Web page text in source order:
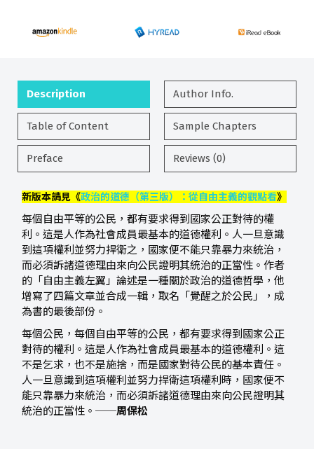
Description Author Info.
Table of Content Sample Chapters
Preface Reviews (0)
新版本請見《政治的道德（第三版）：從自由主義的觀點看》
每個自由平等的公民，都有要求得到國家公正對待的權
利。這是人作為社會成員最基本的道德權利。人一旦意識
到這項權利並努力捍衛之，國家便不能只靠暴力來統治，
而必須訴諸道德理由來向公民證明其統治的正當性。作者
的「自由主義左翼」論述是一種關於政治的道德哲學，他
增寫了四篇文章並合成一輯，取名「覺醒之於公民」，成
為書的最後部份。
每個公民，每個自由平等的公民，都有要求得到國家公正
對待的權利。這是人作為社會成員最基本的道德權利。這
不是乞求，也不是施捨，而是國家對待公民的基本責任。
人一旦意識到這項權利並努力捍衛這項權利時，國家便不
能只靠暴力來統治，而必須訴諸道德理由來向公民證明其
統治的正當性。──周保松